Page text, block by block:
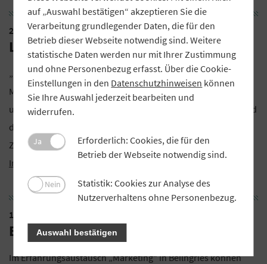
21. Juni 2020
Ladies Night in Grainau
„Nix mit Amore“: Unter dieser Überschrift präsentiert die
Münchner Autorin und Bloggerin Mitzi Irsaj eine turbulente
und humorvolle Erzählung über Freundschaft, Sehnsucht und
dem Abenteuer eines neuen Lebens unter der Sonne Italiens.
Zwischen den Lesepausen gibt es ein 3-Gänge-Menü.
Informationen auf der Hotel-Webseite
1. Juli 2020
Erfahrungsaustausch Marketing
Im Erfahrungsaustausch „Marketing“ in Beilngries können
auf „Auswahl bestätigen“ akzeptieren Sie die
Verarbeitung grundlegender Daten, die für den
Betrieb dieser Webseite notwendig sind. Weitere
statistische Daten werden nur mit Ihrer Zustimmung
und ohne Personenbezug erfasst. Über die Cookie-
Einstellungen in den Datenschutzhinweisen können
Sie Ihre Auswahl jederzeit bearbeiten und
widerrufen.
Ja
Erforderlich: Cookies, die für den
Betrieb der Webseite notwendig sind.
Nein
Statistik: Cookies zur Analyse des
Nutzerverhaltens ohne Personenbezug.
Auswahl bestätigen